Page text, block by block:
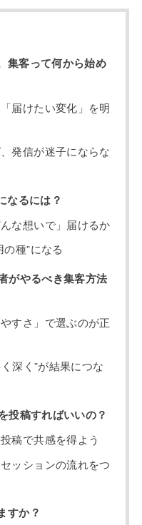
集客って何から始め
届けたい変化」を明
発信が迷子にならな
なるには？
な想いで」届けるか
種”になる
がやるべき集客方法
すさ」で選ぶのが正
深く”が結果につな
投稿すればいいの？
稿で共感を得よう
ションの流れをつ
すか？